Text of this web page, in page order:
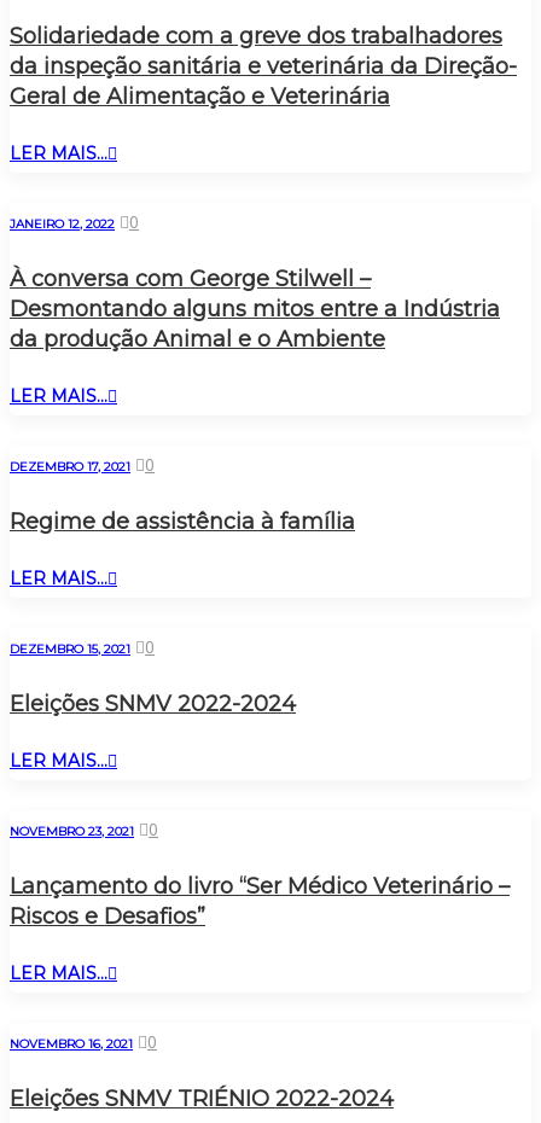
Solidariedade com a greve dos trabalhadores
da inspeção sanitária e veterinária da Direção-
Geral de Alimentação e Veterinária
LER MAIS...
JANEIRO 12, 2022 0
À conversa com George Stilwell –
Desmontando alguns mitos entre a Indústria
da produção Animal e o Ambiente
LER MAIS...
DEZEMBRO 17, 2021 0
Regime de assistência à família
LER MAIS...
DEZEMBRO 15, 2021 0
Eleições SNMV 2022-2024
LER MAIS...
NOVEMBRO 23, 2021 0
Lançamento do livro “Ser Médico Veterinário –
Riscos e Desafios”
LER MAIS...
NOVEMBRO 16, 2021 0
Eleições SNMV TRIÉNIO 2022-2024